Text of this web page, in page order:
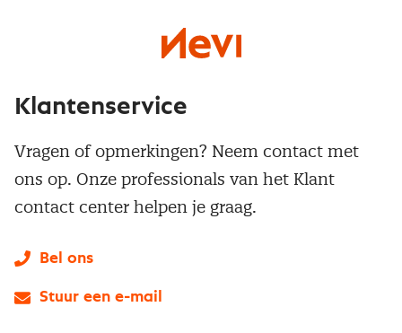
Klantenservice
Vragen of opmerkingen? Neem contact met
ons op. Onze professionals van het Klant
contact center helpen je graag.
Bel ons
Stuur een e-mail